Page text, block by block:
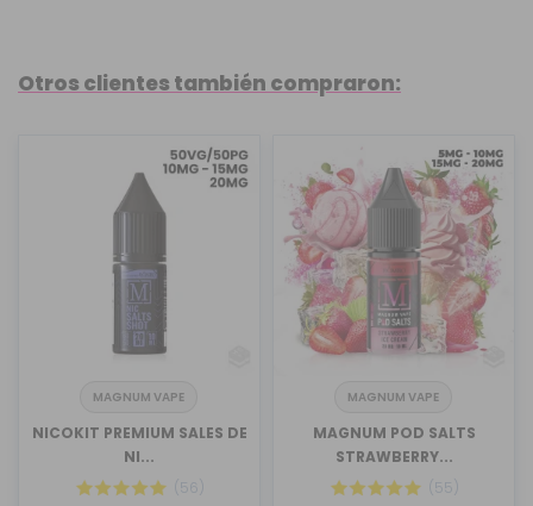
Otros clientes también compraron:
MAGNUM VAPE
NICOKIT PREMIUM SALES DE
NI...
(56)
MAGNUM VAPE
MAGNUM POD SALTS
STRAWBERRY...
(55)